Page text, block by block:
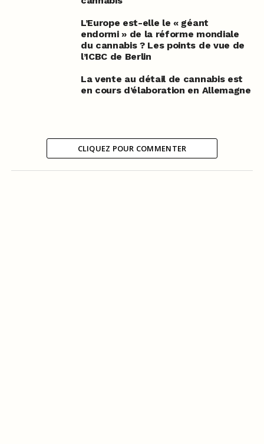
L’Europe est-elle le « géant
endormi » de la réforme mondiale
du cannabis ? Les points de vue de
l’ICBC de Berlin
La vente au détail de cannabis est
en cours d’élaboration en Allemagne
CLIQUEZ POUR COMMENTER